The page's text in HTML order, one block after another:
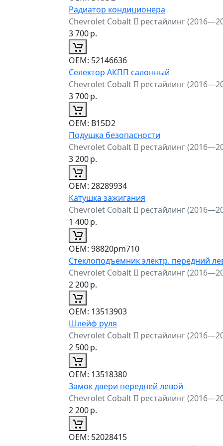
Радиатор кондиционера
Chevrolet Cobalt II рестайлинг
3 700р.
ОЕМ: 52146636
Селектор АКПП салонный
Chevrolet Cobalt II рестайлинг
3 700р.
ОЕМ: B15D2
Подушка безопасности
Chevrolet Cobalt II рестайлинг
3 200р.
ОЕМ: 28289934
Катушка зажигания
Chevrolet Cobalt II рестайлинг
1 400р.
ОЕМ: 98820pm710
Стеклоподъемник электр. передний
Chevrolet Cobalt II рестайлинг
2 200р.
ОЕМ: 13513903
Шлейф руля
Chevrolet Cobalt II рестайлинг
2 500р.
ОЕМ: 13518380
Замок двери передней левой
Chevrolet Cobalt II рестайлинг
2 200р.
ОЕМ: 52028415